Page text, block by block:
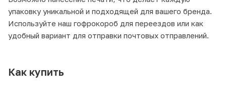
упаковку уникальной и подходящей для вашего бренда.
Используйте наш гофрокороб для переездов или как
удобный вариант для отправки почтовых отправлений.
Как купить